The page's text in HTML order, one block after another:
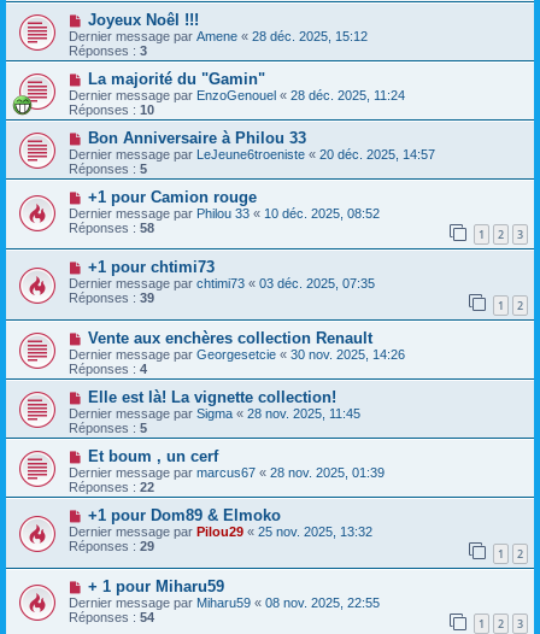
Joyeux Noêl !!!
Dernier message par Amene « 28 déc. 2025, 15:12
Réponses : 3
La majorité du "Gamin"
Dernier message par EnzoGenouel « 28 déc. 2025, 11:24
Réponses : 10
Bon Anniversaire à Philou 33
Dernier message par LeJeune6troeniste « 20 déc. 2025, 14:57
Réponses : 5
+1 pour Camion rouge
Dernier message par Philou 33 « 10 déc. 2025, 08:52
Réponses : 58 1 2 3
+1 pour chtimi73
Dernier message par chtimi73 « 03 déc. 2025, 07:35
Réponses : 39 1 2
Vente aux enchères collection Renault
Dernier message par Georgesetcie « 30 nov. 2025, 14:26
Réponses : 4
Elle est là! La vignette collection!
Dernier message par Sigma « 28 nov. 2025, 11:45
Réponses : 5
Et boum , un cerf
Dernier message par marcus67 « 28 nov. 2025, 01:39
Réponses : 22
+1 pour Dom89 & Elmoko
Dernier message par Pilou29 « 25 nov. 2025, 13:32
Réponses : 29 1 2
+ 1 pour Miharu59
Dernier message par Miharu59 « 08 nov. 2025, 22:55
Réponses : 54 1 2 3